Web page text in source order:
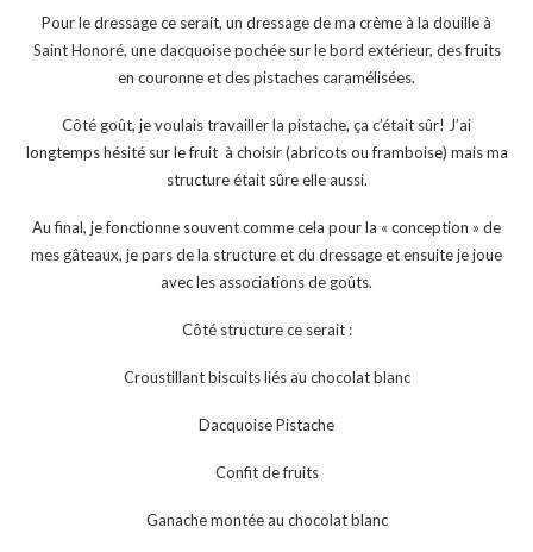
Pour le dressage ce serait, un dressage de ma crème à la douille à
Saint Honoré, une dacquoise pochée sur le bord extérieur, des fruits
en couronne et des pistaches caramélisées.
Côté goût, je voulais travailler la pistache, ça c’était sûr! J’ai
longtemps hésité sur le fruit à choisir (abricots ou framboise) mais ma
structure était sûre elle aussi.
Au final, je fonctionne souvent comme cela pour la « conception » de
mes gâteaux, je pars de la structure et du dressage et ensuite je joue
avec les associations de goûts.
Côté structure ce serait :
Croustillant biscuits liés au chocolat blanc
Dacquoise Pistache
Confit de fruits
Ganache montée au chocolat blanc